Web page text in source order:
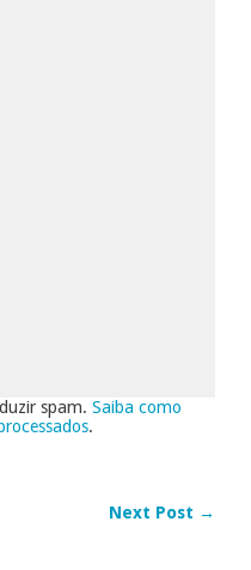
spam. Saiba como
.
Next Post →